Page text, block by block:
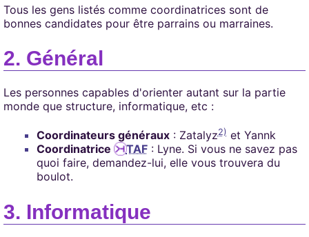
Tous les gens listés comme coordinatrices sont de
bonnes candidates pour être parrains ou marraines.
Général
Les personnes capables d'orienter autant sur la partie
monde que structure, informatique, etc :
Coordinateurs généraux: Zatalyz2) et Yannk
Coordinatrice
TAF: Lyne. Si vous ne savez pas
quoi faire, demandez-lui, elle vous trouvera du
boulot.
Informatique